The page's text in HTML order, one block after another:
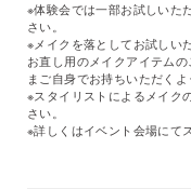
※体験会では一部お試しいた
さい。
※メイクを落としてお試しい
お直し用のメイクアイテム
まご自身でお持ちいただくよ
※スタイリストによるメイク
さい。
※詳しくはイベント会場にて